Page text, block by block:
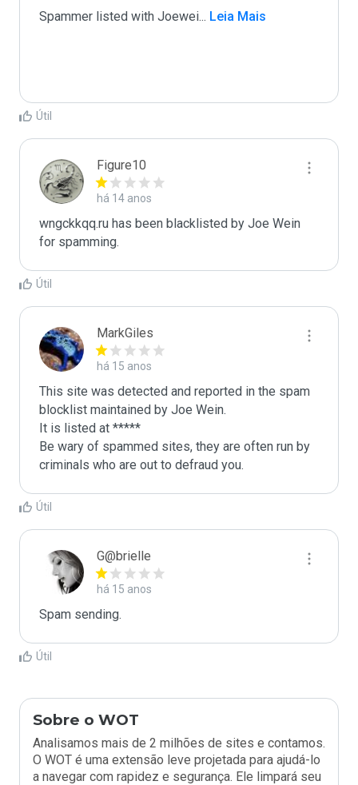
Spammer listed with Joewei... Leia Mais
Útil
Figure10
há 14 anos
wngckkqq.ru has been blacklisted by Joe Wein
for spamming.
Útil
MarkGiles
há 15 anos
This site was detected and reported in the spam
blocklist maintained by Joe Wein.
It is listed at *****
Be wary of spammed sites, they are often run by
criminals who are out to defraud you.
Útil
G@brielle
há 15 anos
Spam sending.
Útil
Sobre o WOT
Analisamos mais de 2 milhões de sites e contamos.
O WOT é uma extensão leve projetada para ajudá-lo
a navegar com rapidez e segurança. Ele limpará seu